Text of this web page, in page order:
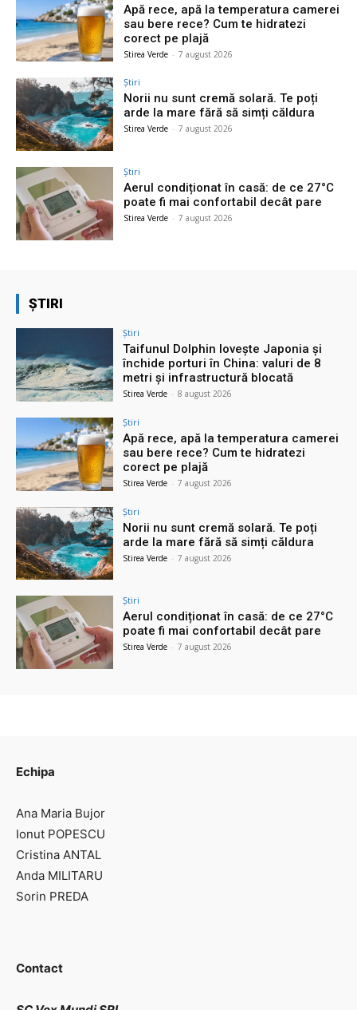
Apă rece, apă la temperatura camerei
sau bere rece? Cum te hidratezi
corect pe plajă
Stirea Verde - 7 august 2026
Știri
Norii nu sunt cremă solară. Te poți
arde la mare fără să simți căldura
Stirea Verde - 7 august 2026
Știri
Aerul condiționat în casă: de ce 27°C
poate fi mai confortabil decât pare
Stirea Verde - 7 august 2026
ȘTIRI
Știri
Taifunul Dolphin lovește Japonia și
închide porturi în China: valuri de 8
metri și infrastructură blocată
Stirea Verde - 8 august 2026
Știri
Apă rece, apă la temperatura camerei
sau bere rece? Cum te hidratezi
corect pe plajă
Stirea Verde - 7 august 2026
Știri
Norii nu sunt cremă solară. Te poți
arde la mare fără să simți căldura
Stirea Verde - 7 august 2026
Știri
Aerul condiționat în casă: de ce 27°C
poate fi mai confortabil decât pare
Stirea Verde - 7 august 2026
Echipa
Ana Maria Bujor
Ionut POPESCU
Cristina ANTAL
Anda MILITARU
Sorin PREDA
Contact